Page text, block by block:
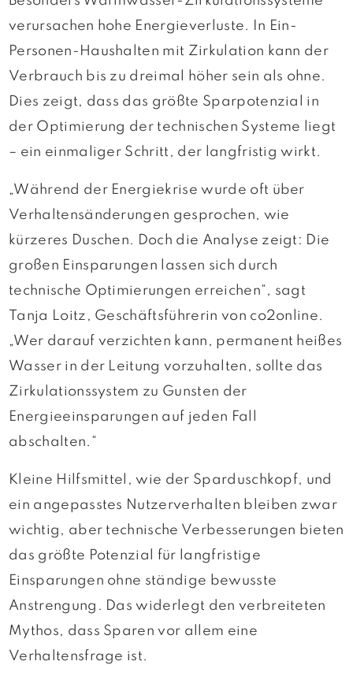
verursachen hohe Energieverluste. In Ein-
Personen-Haushalten mit Zirkulation kann der
Verbrauch bis zu dreimal höher sein als ohne.
Dies zeigt, dass das größte Sparpotenzial in
der Optimierung der technischen Systeme liegt
– ein einmaliger Schritt, der langfristig wirkt.
„Während der Energiekrise wurde oft über
Verhaltensänderungen gesprochen, wie
kürzeres Duschen. Doch die Analyse zeigt: Die
großen Einsparungen lassen sich durch
technische Optimierungen erreichen“, sagt
Tanja Loitz, Geschäftsführerin von co2online.
„Wer darauf verzichten kann, permanent heißes
Wasser in der Leitung vorzuhalten, sollte das
Zirkulationssystem zu Gunsten der
Energieeinsparungen auf jeden Fall
abschalten.“
Kleine Hilfsmittel, wie der Sparduschkopf, und
ein angepasstes Nutzerverhalten bleiben zwar
wichtig, aber technische Verbesserungen bieten
das größte Potenzial für langfristige
Einsparungen ohne ständige bewusste
Anstrengung. Das widerlegt den verbreiteten
Mythos, dass Sparen vor allem eine
Verhaltensfrage ist.